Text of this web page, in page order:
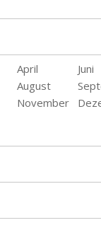
April
Juni
August
November